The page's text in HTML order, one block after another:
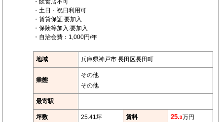
・飲食店不可
・土日・祝日利用可
・賃貸保証:要加入
・保険等加入:要加入
・自治会費：1,000円/年
地域 兵庫県神戸市 長田区長田町
業態
その他
その他
最寄駅 −
坪数 25.41坪 賃料 25.3万円